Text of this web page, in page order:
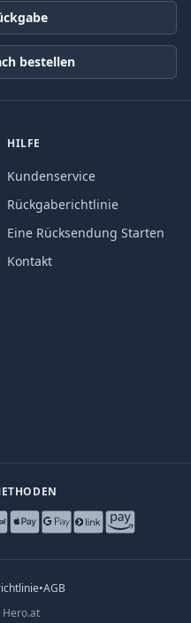
bestellen
HILFE
Kundenservice
Rückgaberichtlinie
Eine Rücksendung Starten
Kontakt
•AGB
Hero.at